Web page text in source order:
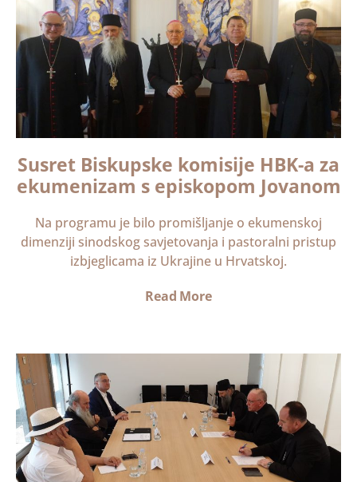
Susret Biskupske komisije HBK-a za
ekumenizam s episkopom Jovanom
Na programu je bilo promišljanje o ekumenskoj
dimenziji sinodskog savjetovanja i pastoralni pristup
izbjeglicama iz Ukrajine u Hrvatskoj.
Read More